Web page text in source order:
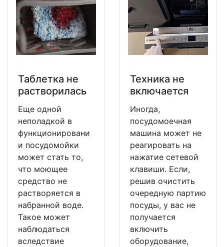
Таблетка не
растворилась
Еще одной
неполадкой в
функционировани
и посудомойки
может стать то,
что моющее
средство не
растворяется в
набранной воде.
Такое может
наблюдаться
вследствие
Техника не
включается
Иногда,
посудомоечная
машина может не
реагировать на
нажатие сетевой
клавиши. Если,
решив очистить
очередную партию
посуды, у вас не
получается
включить
оборудование,